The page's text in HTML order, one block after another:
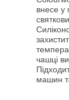
внесе у
чашці
машин